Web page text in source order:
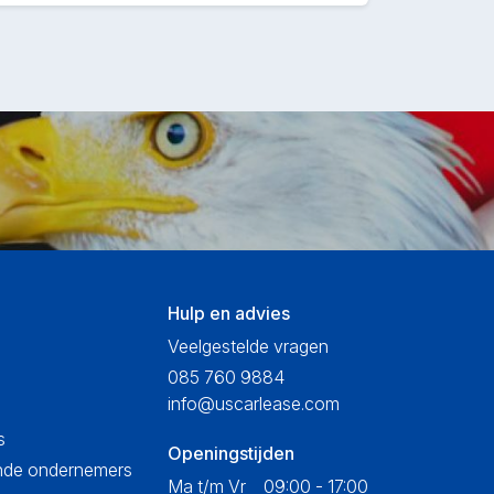
ondernemers
Hulp en advies
Veelgestelde vragen
085 760 9884
info@uscarlease.com
Openingstijden
Ma t/m Vr
09:00 - 17:00